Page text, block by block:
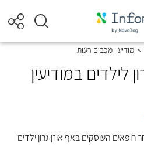
> מודיעין מכבים רעות
לילדים במודיעין
העוסקים באף אוזן גרון ילדים